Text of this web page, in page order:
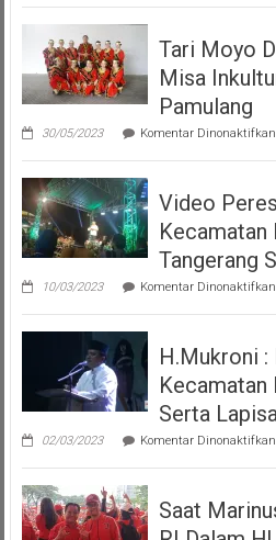
Tari Moyo
Misa
Pamulang
30/05/2023 Komentar Dinonaktifkan
Video
Kecamatan
Tangerang
10/03/2023 Komentar Dinonaktifkan
H.Mukroni :
Kecamatan
Serta
02/03/2023 Komentar Dinonaktifkan
:
Saat